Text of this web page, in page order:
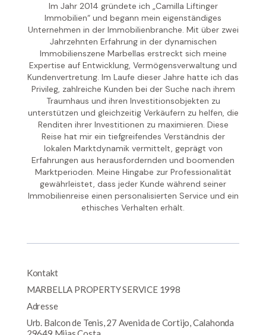
Im Jahr 2014 gründete ich „Camilla Liftinger
Immobilien“ und begann mein eigenständiges
Unternehmen in der Immobilienbranche. Mit über zwei
Jahrzehnten Erfahrung in der dynamischen
Immobilienszene Marbellas erstreckt sich meine
Expertise auf Entwicklung, Vermögensverwaltung und
Kundenvertretung. Im Laufe dieser Jahre hatte ich das
Privileg, zahlreiche Kunden bei der Suche nach ihrem
Traumhaus und ihren Investitionsobjekten zu
unterstützen und gleichzeitig Verkäufern zu helfen, die
Renditen ihrer Investitionen zu maximieren. Diese
Reise hat mir ein tiefgreifendes Verständnis der
lokalen Marktdynamik vermittelt, geprägt von
Erfahrungen aus herausfordernden und boomenden
Marktperioden. Meine Hingabe zur Professionalität
gewährleistet, dass jeder Kunde während seiner
Immobilienreise einen personalisierten Service und ein
ethisches Verhalten erhält.
Kontakt
MARBELLA PROPERTY SERVICE 1998
Adresse
Urb. Balcon de Tenis, 27 Avenida de Cortijo, Calahonda